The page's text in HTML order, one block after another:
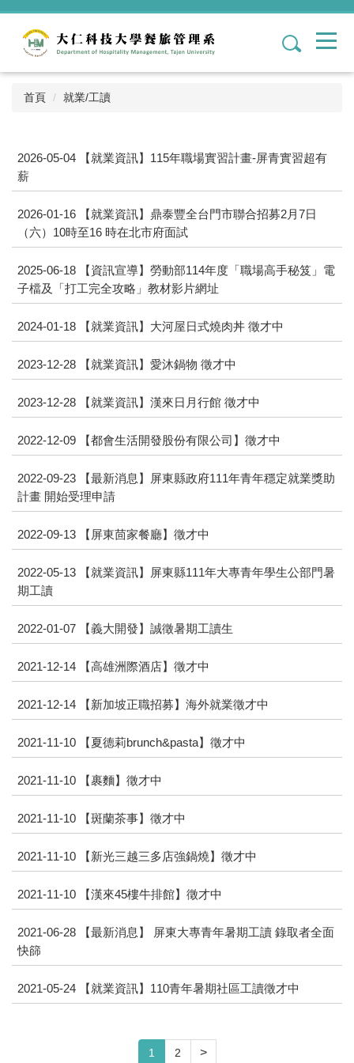
跳
內
1
首頁 就業/工讀
2026-05-04
【就業資訊】115年職場實習計畫-屏青實習超有
薪
2026-01-16
【就業資訊】鼎泰豐全台門市聯合招募2月7日
（六）10時至16 時在北市府面試
2025-06-18
【資訊宣導】勞動部114年度「職場高手秘笈」電
子檔及「打工完全攻略」教材影片網址
2024-01-18 【就業資訊】大河屋日式燒肉丼 徵才中
2023-12-28 【就業資訊】愛沐鍋物 徵才中
2023-12-28 【就業資訊】漢來日月行館 徵才中
2022-12-09 【都會生活開發股份有限公司】徵才中
2022-09-23
【最新消息】屏東縣政府111年青年穩定就業獎助
計畫 開始受理申請
2022-09-13 【屏東茴家餐廳】徵才中
2022-05-13
【就業資訊】屏東縣111年大專青年學生公部門暑
期工讀
2022-01-07 【義大開發】誠徵暑期工讀生
2021-12-14 【高雄洲際酒店】徵才中
2021-12-14 【新加坡正職招募】海外就業徵才中
2021-11-10 【夏德莉brunch&pasta】徵才中
2021-11-10 【裹麵】徵才中
2021-11-10 【斑蘭茶事】徵才中
2021-11-10 【新光三越三多店強鍋燒】徵才中
2021-11-10 【漢來45樓牛排館】徵才中
2021-06-28
【最新消息】 屏東大專青年暑期工讀 錄取者全面
快篩
2021-05-24 【就業資訊】110青年暑期社區工讀徵才中
1 2 >